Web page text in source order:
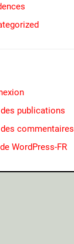
publications
commentaires
WordPress-FR